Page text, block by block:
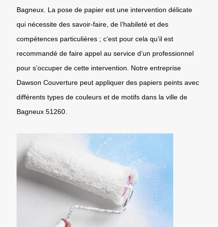
Bagneux. La pose de papier est une intervention délicate
qui nécessite des savoir-faire, de l’habileté et des
compétences particulières ; c’est pour cela qu’il est
recommandé de faire appel au service d’un professionnel
pour s’occuper de cette intervention. Notre entreprise
Dawson Couverture peut appliquer des papiers peints avec
différents types de couleurs et de motifs dans la ville de
Bagneux 51260.